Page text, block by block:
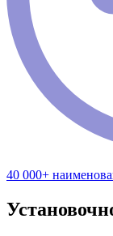
40 000+